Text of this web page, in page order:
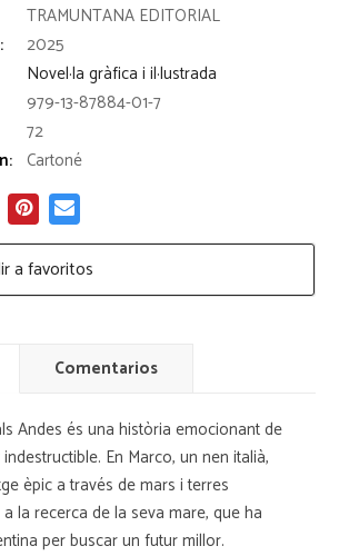
TRAMUNTANA EDITORIAL
2025
Novel·la gràfica i il·lustrada
979-13-87884-01-7
72
Cartoné
a favoritos
Comentarios
Andes és una història emocionant de
En Marco, un nen italià,
èpic a través de mars i terres
la recerca de la seva mare, que ha
per buscar un futur millor.